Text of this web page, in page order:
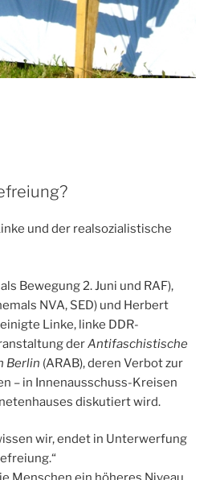
und der realsozialistische
Bewegung 2. Juni und RAF),
NVA, SED) und Herbert
Linke, linke DDR-
derAntifaschistische
Berlin (ARAB), deren Verbot zur
– in Innenausschuss-Kreisen
diskutiert wird.
wir, endet in Unterwerfung